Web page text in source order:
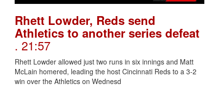
Rhett Lowder, Reds send
Athletics to another series defeat
. 21:57
Rhett Lowder allowed just two runs in six innings and Matt
McLain homered, leading the host Cincinnati Reds to a 3-2
win over the Athletics on Wednesd